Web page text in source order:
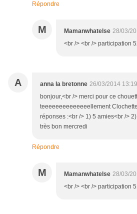
Répondre
M Mamanwhatelse 28/03/
<br /> <br /> participation
A anna la bretonne 26/03/2014 13:19
bonjour,<br /> merci pour ce
teeeeeeeeeeeeeellement
réponses :<br /> 1) 5 amies<br />
très bon mercredi
Répondre
M Mamanwhatelse 28/03/
<br /> <br /> participation